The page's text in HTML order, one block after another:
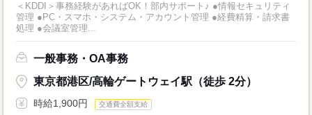
＜KDDI＞事務経験があればOK！部内サポート♪ ●情報セキュリティ
管理 ●PC・スマホ・システム・アカウント管理 ●経費精算・請求書
処理 ●会議室管理...
一般事務・OA事務
東京都港区/高輪ゲートウェイ駅（徒歩 2分）
時給1,900円 交通費全額支給